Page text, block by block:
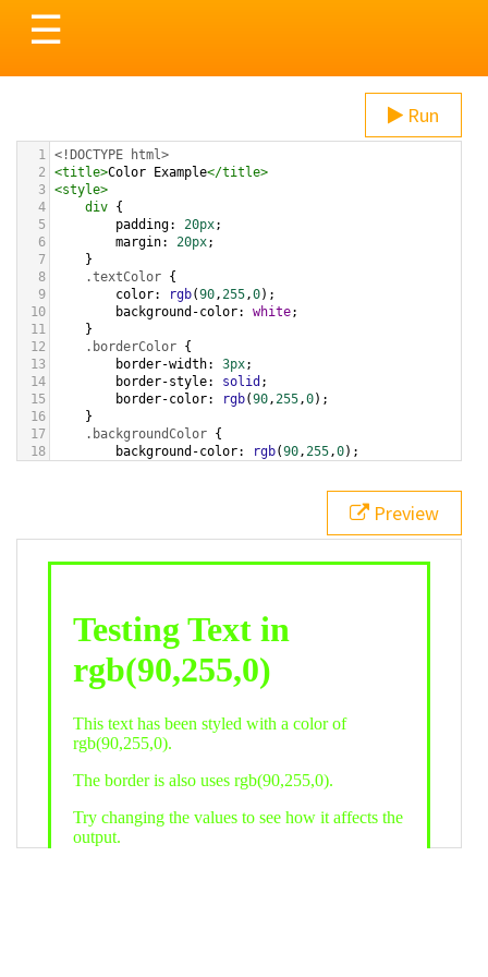
Toggle
navigation
☰
Run
1 <!DOCTYPE html>
2
<title>Color Example</title>
3 <style>
4
div {
5
padding: 20px;
6
margin: 20px;
7
}
8
.textColor {
9
color: rgb(90,255,0);
10
background-color: white;
11
}
12
.borderColor {
13
border-width: 3px;
14
border-style: solid ;
15
border-color: rgb(90,255,0);
16
}
17
.backgroundColor {
18
background-color: rgb(90,255,0);
bottom ,
white, rgb(90,255,0));
div class="textColor borderColor"
< h1>Testing Text in rgb(90,255,0)
Preview